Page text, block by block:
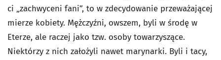
ci „zachwyceni fani”, to w zdecydowanie przeważającej
mierze kobiety. Mężczyźni, owszem, byli w środę w
Eterze, ale raczej jako tzw. osoby towarzyszące.
Niektórzy z nich założyli nawet marynarki. Byli i tacy,